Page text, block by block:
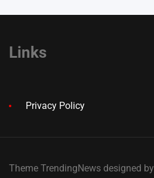
Links
Privacy Policy
Theme TrendingNews designed by